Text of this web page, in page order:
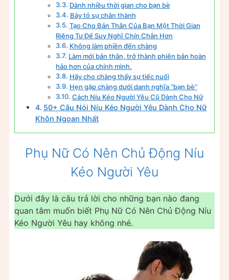
Dành nhiều thời gian cho bạn bè
Bày tỏ sự chân thành
Tạo Cho Bản Thân Của Bạn Một Thời Gian
Riêng Tư Để Suy Nghĩ Chín Chắn Hơn
Không làm phiền đến chàng
Làm mới bản thân, trở thành phiên bản hoàn
hảo hơn của chính mình.
Hãy cho chàng thấy sự tiếc nuối
Hẹn gặp chàng dưới danh nghĩa “bạn bè”
Cách Níu Kéo Người Yêu Cũ Dành Cho Nữ
50+ Câu Nói Níu Kéo Người Yêu Dành Cho Nữ
Khôn Ngoan Nhất
Phụ Nữ Có Nên Chủ Động Níu
Kéo Người Yêu
Dưới đây là câu trả lời cho những bạn nào đang
quan tâm muốn biết Phụ Nữ Có Nên Chủ Động Níu
Kéo Người Yêu hay không nhé.